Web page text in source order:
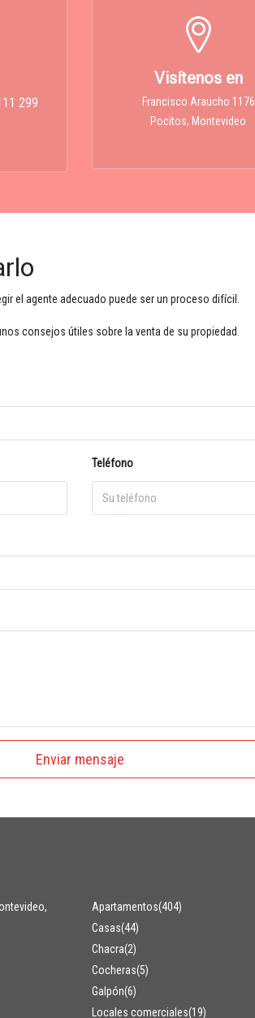
299
Visítenos en
Francisco Araucho 1176
Pocitos, Montevideo
el agente adecuado puede ser un proceso difícil.
consejos útiles sobre la venta de su propiedad.
Teléfono
Enviar mensaje
Apartamentos(404)
Casas(44)
Chacra(2)
Cocheras(5)
Galpón(6)
Locales comerciales(19)